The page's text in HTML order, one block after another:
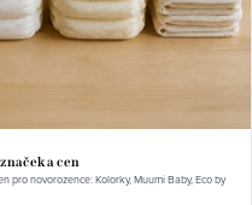
a cen
pro novorozence: Kolorky, Muumi Baby, Eco by